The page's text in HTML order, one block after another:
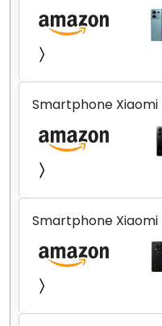
GB + 8 GB) 200
e) + (Pacote de
rápido) (Ocean Teal
Smartphone Xiaomi
8+256GB/12+256GB/
Smartphone Xiaomi
Midnight Black
NFC [ 24090RA29G ]